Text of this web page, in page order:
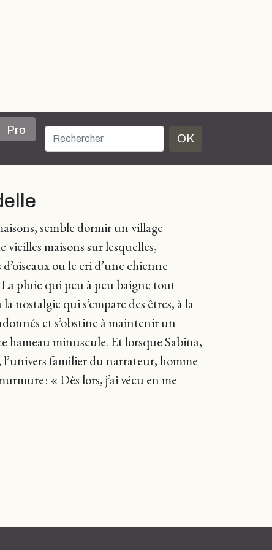
Pro
OK
semble dormir un village
maisons sur lesquelles,
ou le cri d’une chienne
La pluie qui peu à peu baigne tout
nostalgie qui s’empare des êtres, à la
et s’obstine à maintenir un
hameau minuscule. Et lorsque Sabina,
l’univers familier du narrateur, homme
: « Dès lors, j’ai vécu en me